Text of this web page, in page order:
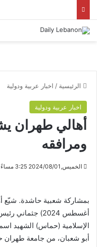
الرئيسية / اخبار عربية ودولية
اخبار عربية ودولية
أهالي طهران
ومرافقه
الخميس,2024/08/01 3:25 مساءً
أغسطس 2024)
الإسلامية (حماس) الشهيد
أبو شعبان، من جامعة طهران